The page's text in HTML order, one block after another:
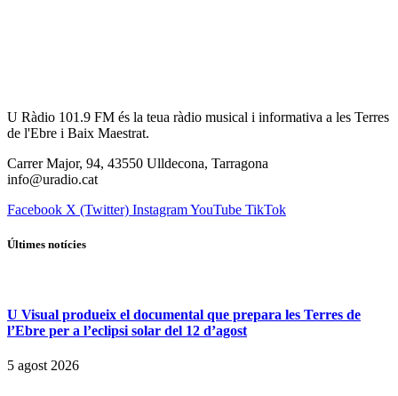
U Ràdio 101.9 FM és la teua ràdio musical i informativa a les Terres
de l'Ebre i Baix Maestrat.
Carrer Major, 94, 43550 Ulldecona, Tarragona
info@uradio.cat
Facebook X (Twitter) InstagramYouTube TikTok
Últimes notícies
U Visual produeix el documental que prepara les Terres de
l’Ebre per a l’eclipsi solar del 12 d’agost
5 agost 2026